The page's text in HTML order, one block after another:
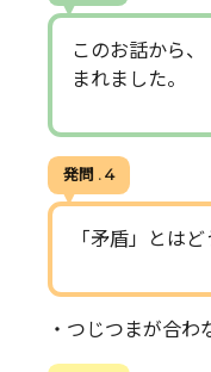
このお話から
まれました。
発問 . 4
「矛盾」とは
・つじつまが合わ